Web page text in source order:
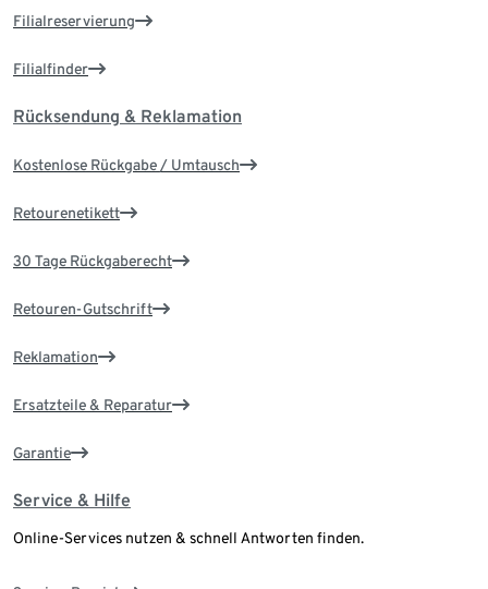
Filialreservierung
Filialfinder
Rücksendung & Reklamation
Kostenlose Rückgabe / Umtausch
Retourenetikett
30 Tage Rückgaberecht
Retouren-Gutschrift
Reklamation
Ersatzteile & Reparatur
Garantie
Service & Hilfe
Online-Services nutzen & schnell Antworten finden.